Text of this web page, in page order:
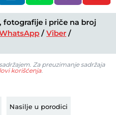
fotografije i priče na broj
/Viber /
Za preuzimanje sadržaja
korišćenja.
Nasilje u porodici